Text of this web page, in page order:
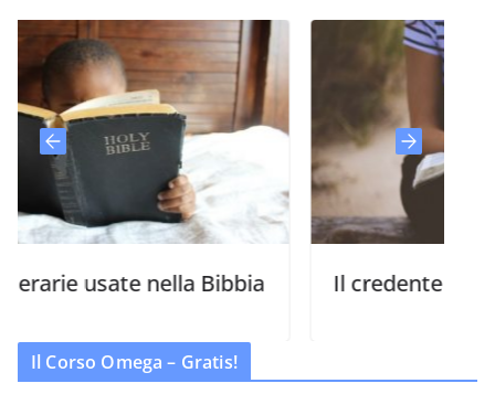
nella Bibbia Il credente e la Parola di
Il Corso Omega – Gratis!